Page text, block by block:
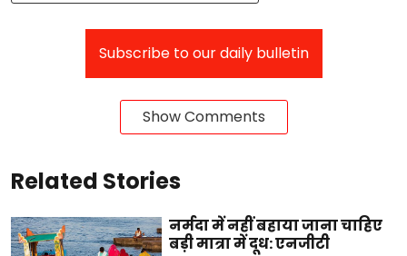
Subscribe to our daily bulletin
Show Comments
Related Stories
नर्मदा में नहीं बहाया जाना चाहिए
बड़ी मात्रा में दूध: एनजीटी